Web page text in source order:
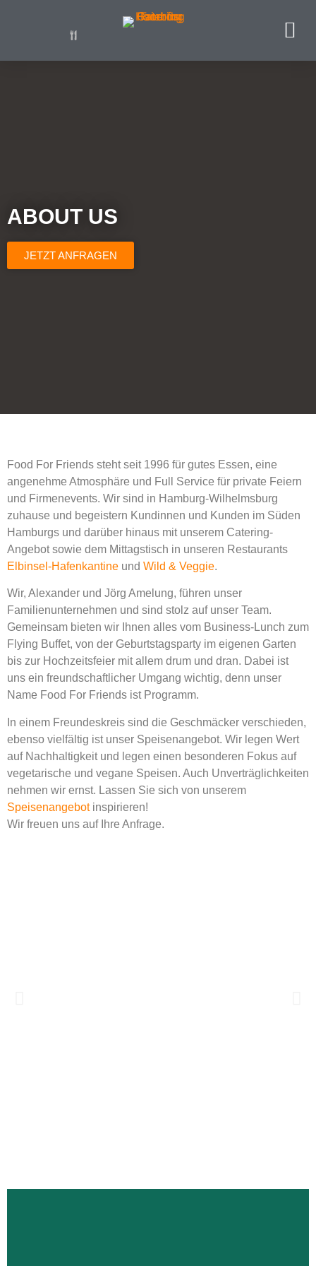
ABOUT US
JETZT ANFRAGEN
Food For Friends steht seit 1996 für gutes Essen, eine
angenehme Atmosphäre und Full Service für private Feiern
und Firmenevents. Wir sind in Hamburg-Wilhelmsburg
zuhause und begeistern Kundinnen und Kunden im Süden
Hamburgs und darüber hinaus mit unserem Catering-
Angebot sowie dem Mittagstisch in unseren Restaurants
Elbinsel-Hafenkantine und Wild & Veggie.
Wir, Alexander und Jörg Amelung, führen unser
Familienunternehmen und sind stolz auf unser Team.
Gemeinsam bieten wir Ihnen alles vom Business-Lunch zum
Flying Buffet, von der Geburtstagsparty im eigenen Garten
bis zur Hochzeitsfeier mit allem drum und dran. Dabei ist
uns ein freundschaftlicher Umgang wichtig, denn unser
Name Food For Friends ist Programm.
In einem Freundeskreis sind die Geschmäcker verschieden,
ebenso vielfältig ist unser Speisenangebot. Wir legen Wert
auf Nachhaltigkeit und legen einen besonderen Fokus auf
vegetarische und vegane Speisen. Auch Unverträglichkeiten
nehmen wir ernst. Lassen Sie sich von unserem
Speisenangebotinspirieren!
Wir freuen uns auf Ihre Anfrage.